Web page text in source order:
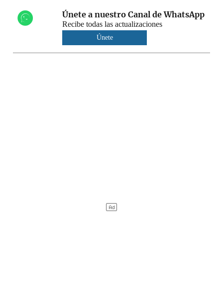
Únete a nuestro Canal de WhatsApp
Recibe todas las actualizaciones
Únete